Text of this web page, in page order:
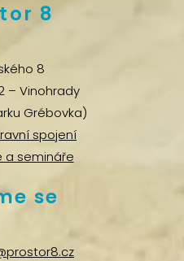
8
8
– Vinohrady
Grébovka)
spojení
a semináře
se